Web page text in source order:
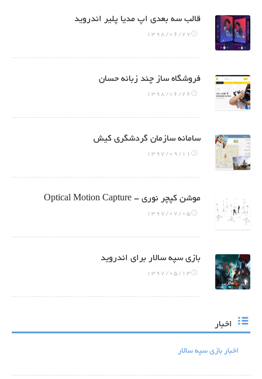
قالب سه بعدی اپ مدیا پلیر اندروید
1398/06/27
فروشگاه ساز چند زبانه حسان
1398/06/26
سامانه سازمان گردشگری کیش
1397/09/11
موشن کپچر نوری - Optical Motion Capture
1397/07/05
بازی سپه سالار برای اندروید
1397/05/13
اخبار
اخبار بازی سپه سالار